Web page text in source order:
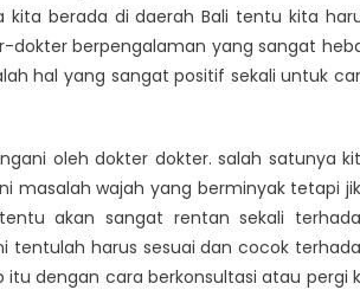
kita berada di daerah Bali tentu kita
dokter berpengalaman yang sangat
hal yang sangat positif sekali untuk
oleh dokter dokter. salah satunya
masalah wajah yang berminyak tetapi
akan sangat rentan sekali
tentulah harus sesuai dan cocok
dengan cara berkonsultasi atau pergi